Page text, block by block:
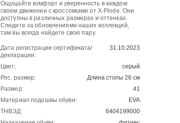
-50%
2904
580800 4321
864200
Ощущайте комфорт и уверенность в каждом
своем движении с кроссовками от X-Plode. Они
доступны в различных размерах и оттенках.
Следите за обновлениями наших коллекций,
там вы всегда найдете свою пару.
Дата регистрации сертификата/
декларации:
31.10.2023
Цвет:
серый
Рос. размер:
Длина стопы 26 см
Размер:
41
Материал подошвы обуви:
EVA
ТНВЭД:
6404199000